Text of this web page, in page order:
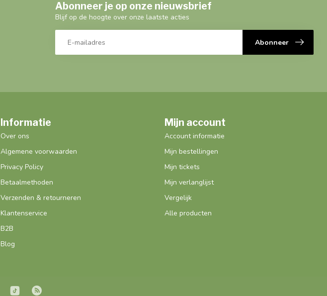
Abonneer je op onze nieuwsbrief
Blijf op de hoogte over onze laatste acties
Abonneer
Informatie
Over ons
Algemene voorwaarden
Privacy Policy
Betaalmethoden
Verzenden & retourneren
Klantenservice
B2B
Blog
Mijn account
Account informatie
Mijn bestellingen
Mijn tickets
Mijn verlanglijst
Vergelijk
Alle producten